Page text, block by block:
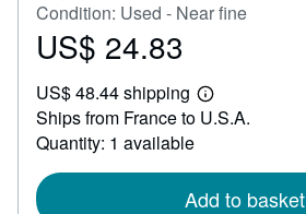
Condition: Used - Near fine
Price
24.83
US$ 24.83
US$ 48.44 shipping
Learn
more
Ships from France to U.S.A.
Quantity: 1 available
Add to basket